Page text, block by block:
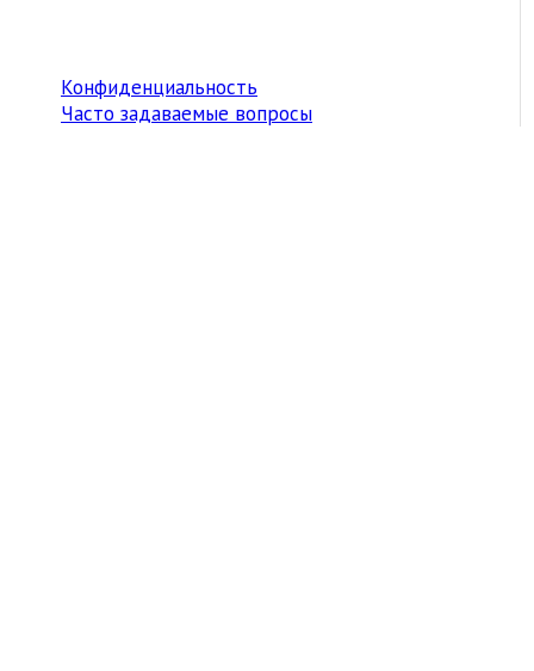
Конфиденциальность
Часто задаваемые вопросы